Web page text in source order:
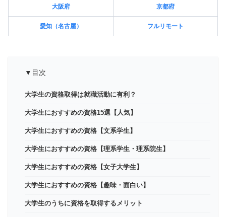
大阪府 京都府
愛知（名古屋） フルリモート
▼目次
大学生の資格取得は就職活動に有利？
大学生におすすめの資格15選【人気】
大学生におすすめの資格【文系学生】
大学生におすすめの資格【理系学生・理系院生】
大学生におすすめの資格【女子大学生】
大学生におすすめの資格【趣味・面白い】
大学生のうちに資格を取得するメリット